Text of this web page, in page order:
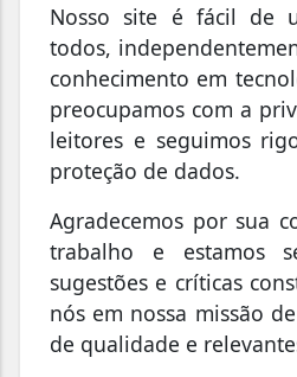
Nosso site é fácil de
todos,
conhecimento em
preocupamos com a
leitores e seguimos
proteção de dados.
Agradecemos por sua
trabalho e estamos
sugestões e críticas
nós em nossa missão
de qualidade e